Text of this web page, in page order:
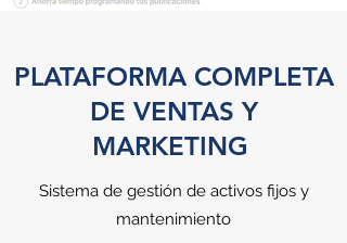
PLATAFORMA COMPLETA
DE VENTAS Y
MARKETING
Sistema de gestión de activos fijos y
mantenimiento